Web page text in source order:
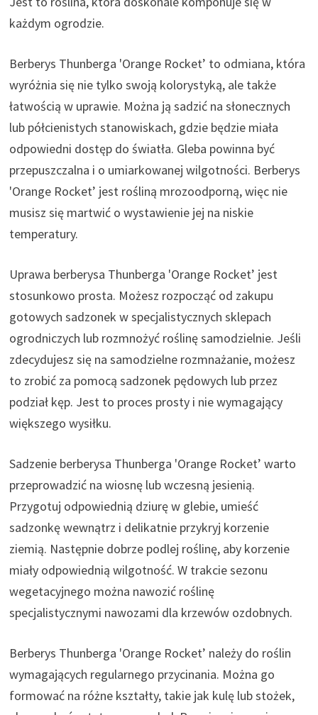
każdym ogrodzie.
Berberys Thunberga 'Orange Rocket’ to odmiana, która
wyróżnia się nie tylko swoją kolorystyką, ale także
łatwością w uprawie. Można ją sadzić na słonecznych
lub półcienistych stanowiskach, gdzie będzie miała
odpowiedni dostęp do światła. Gleba powinna być
przepuszczalna i o umiarkowanej wilgotności. Berberys
'Orange Rocket’ jest rośliną mrozoodporną, więc nie
musisz się martwić o wystawienie jej na niskie
temperatury.
Uprawa berberysa Thunberga 'Orange Rocket’ jest
stosunkowo prosta. Możesz rozpocząć od zakupu
gotowych sadzonek w specjalistycznych sklepach
ogrodniczych lub rozmnożyć roślinę samodzielnie. Jeśli
zdecydujesz się na samodzielne rozmnażanie, możesz
to zrobić za pomocą sadzonek pędowych lub przez
podział kęp. Jest to proces prosty i nie wymagający
większego wysiłku.
Sadzenie berberysa Thunberga 'Orange Rocket’ warto
przeprowadzić na wiosnę lub wczesną jesienią.
Przygotuj odpowiednią dziurę w glebie, umieść
sadzonkę wewnątrz i delikatnie przykryj korzenie
ziemią. Następnie dobrze podlej roślinę, aby korzenie
miały odpowiednią wilgotność. W trakcie sezonu
wegetacyjnego można nawozić roślinę
specjalistycznymi nawozami dla krzewów ozdobnych.
Berberys Thunberga 'Orange Rocket’ należy do roślin
wymagających regularnego przycinania. Można go
formować na różne kształty, takie jak kulę lub stożek,